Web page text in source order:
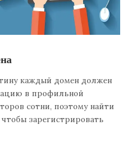
каждый домен должен
в профильной
сотни, поэтому найти
зарегистрировать